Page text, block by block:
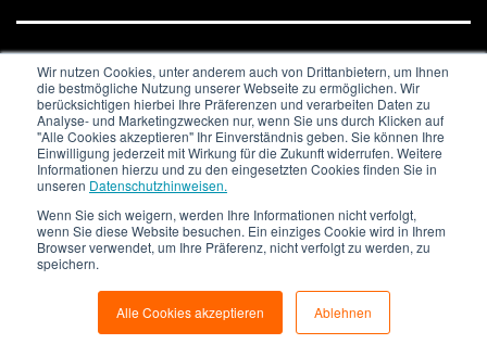
Wir nutzen Cookies, unter anderem auch von Drittanbietern, um Ihnen
die bestmögliche Nutzung unserer Webseite zu ermöglichen. Wir
berücksichtigen hierbei Ihre Präferenzen und verarbeiten Daten zu
Analyse- und Marketingzwecken nur, wenn Sie uns durch Klicken auf
"Alle Cookies akzeptieren" Ihr Einverständnis geben. Sie können Ihre
Einwilligung jederzeit mit Wirkung für die Zukunft widerrufen. Weitere
Informationen hierzu und zu den eingesetzten Cookies finden Sie in
unseren Datenschutzhinweisen.
Wenn Sie sich weigern, werden Ihre Informationen nicht verfolgt,
wenn Sie diese Website besuchen. Ein einziges Cookie wird in Ihrem
Browser verwendet, um Ihre Präferenz, nicht verfolgt zu werden, zu
speichern.
Alle Cookies akzeptieren Ablehnen
JOBS & KARRIERE NEWSLETTER
IMPRESSUM
DATENSCHUTZ
Copyright © 2020. All Rights Reserved.